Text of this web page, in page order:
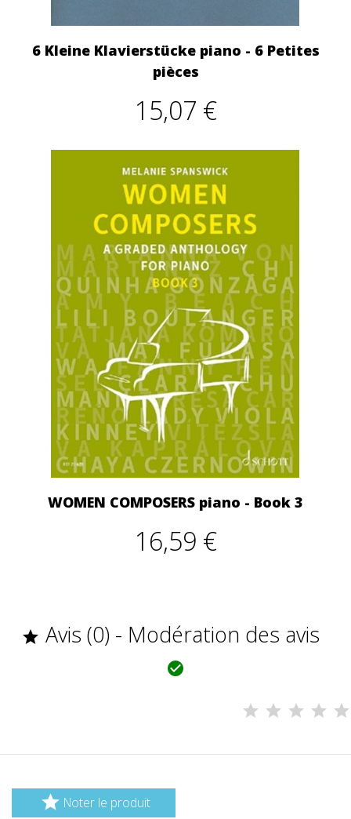
6 Kleine Klavierstücke piano - 6 Petites
pièces
15,07 €
WOMEN COMPOSERS piano - Book 3
16,59 €
 Avis (0) - Modération des avis

 Noter le produit